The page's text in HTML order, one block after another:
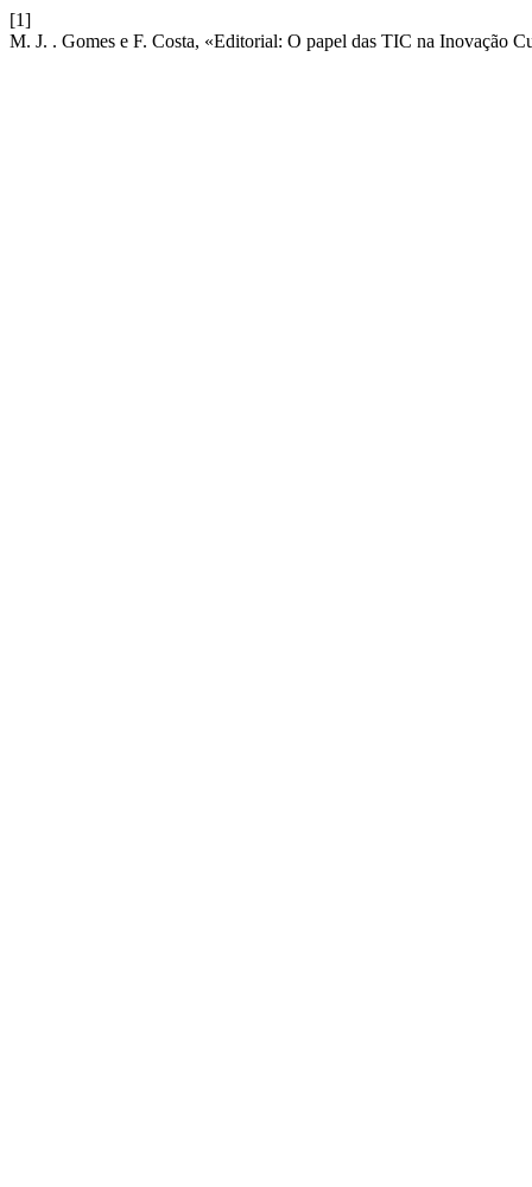
[1]
M. J. . Gomes e F. Costa, «Editorial: O papel das TIC na Inovação